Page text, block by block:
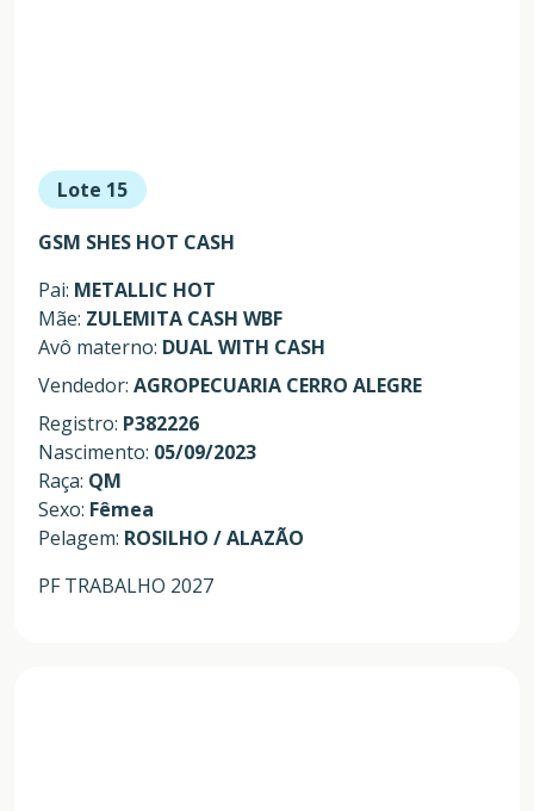
Lote 15
GSM SHES HOT CASH
Pai: METALLIC HOT
Mãe: ZULEMITA CASH WBF
Avô materno: DUAL WITH CASH
Vendedor: AGROPECUARIA CERRO ALEGRE
Registro: P382226
Nascimento: 05/09/2023
Raça: QM
Sexo: Fêmea
Pelagem: ROSILHO / ALAZÃO
PF TRABALHO 2027